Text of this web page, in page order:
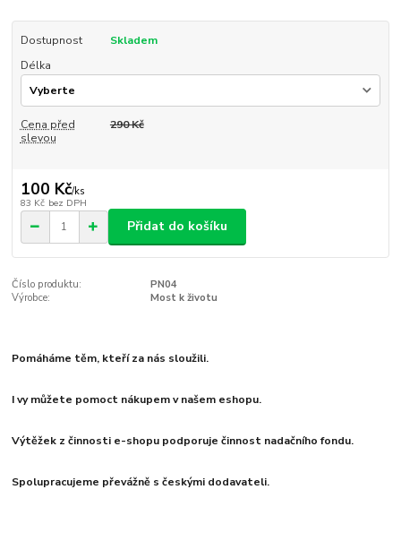
Dostupnost
Skladem
Délka
Cena před
slevou
290 Kč
100 Kč/ks
83 Kč bez DPH
Přidat do košíku
Číslo produktu:
PN04
Výrobce:
Most k životu
Pomáháme těm, kteří za nás sloužili.
I vy můžete pomoct nákupem v našem eshopu.
Výtěžek z činnosti e-shopu podporuje činnost nadačního fondu.
Spolupracujeme převážně s českými dodavateli.